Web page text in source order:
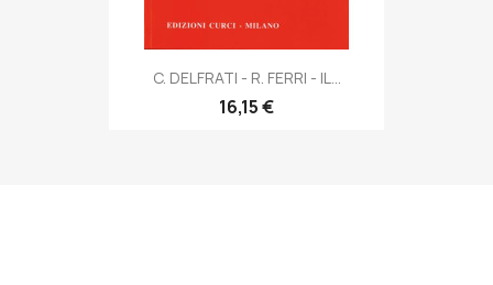
C. DELFRATI - R. FERRI - IL...
16,15 €